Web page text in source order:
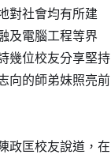
對社會均有所建
及電腦工程等界
幾位校友分享堅持
向的師弟妹照亮前
政匡校友說道，在